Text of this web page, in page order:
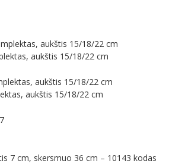
aukštis 15/18/22 cm
aukštis 15/18/22 cm